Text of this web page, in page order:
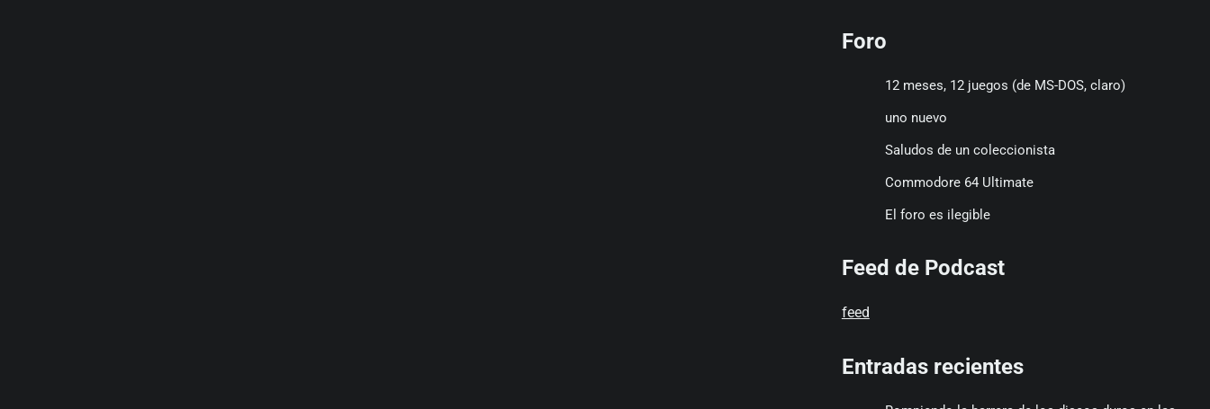
Foro
12 meses, 12 juegos (de MS-DOS, claro)
uno nuevo
Saludos de un coleccionista
Commodore 64 Ultimate
El foro es ilegible
Feed de Podcast
feed
Entradas recientes